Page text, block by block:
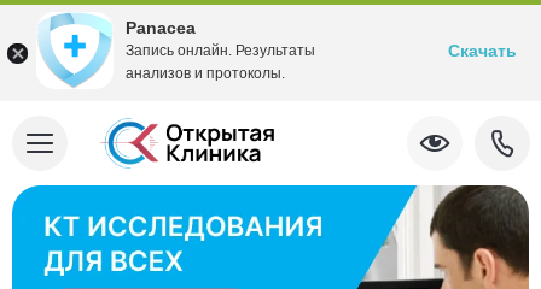
Panacea
Запись онлайн. Результаты
анализов и протоколы.
Скачать